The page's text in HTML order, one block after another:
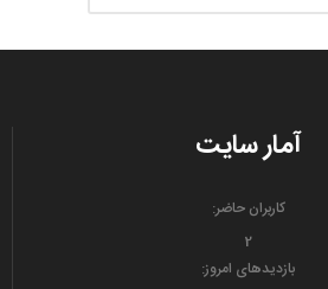
آمار سایت
کاربران حاضر:
2
بازدیدهای امروز: